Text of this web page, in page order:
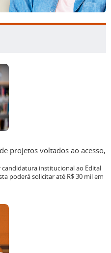
projetos voltados ao acesso,
institucional ao Edital
poderá solicitar até R$ 30 mil em